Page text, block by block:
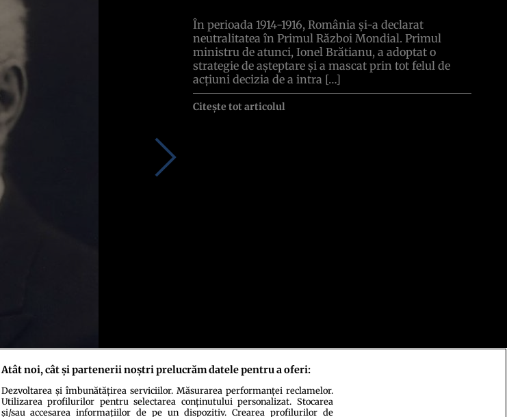
În perioada 1914-1916, România și-a declarat
neutralitatea în Primul Război Mondial. Primul
ministru de atunci, Ionel Brătianu, a adoptat o
strategie de așteptare și a mascat prin tot felul de
acțiuni decizia de a intra […]
Citește tot articolul
Atât noi, cât și partenerii noștri prelucrăm datele pentru a oferi:
Dezvoltarea și îmbunătățirea serviciilor. Măsurarea performanței reclamelor.
Utilizarea profilurilor pentru selectarea conținutului personalizat. Stocarea
și/sau accesarea informațiilor de pe un dispozitiv. Crearea profilurilor de